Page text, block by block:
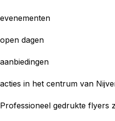
evenementen
open dagen
aanbiedingen
acties in het centrum van
Professioneel gedrukte flyers